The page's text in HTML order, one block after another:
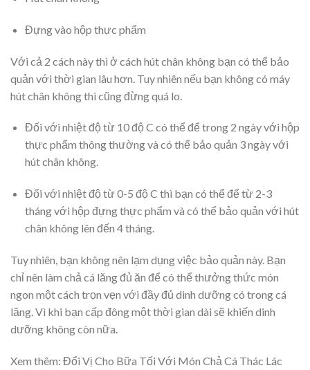
Đựng vào hộp thực phẩm
Với cả 2 cách này thì ở cách hút chân không bạn có thể bảo
quản với thời gian lâu hơn. Tuy nhiên nếu bạn không có máy
hút chân không thì cũng đừng quá lo.
Đối với nhiệt độ từ 10 độ C có thể để trong 2 ngày với hộp
thực phẩm thông thường và có thể bảo quản 3 ngày với
hút chân không.
Đối với nhiệt độ từ 0-5 độ C thì bạn có thể để từ 2-3
tháng với hộp đựng thực phẩm và có thể bảo quản với hút
chân không lên đến 4 tháng.
Tuy nhiên, bạn không nên lạm dụng việc bảo quản này. Bạn
chỉ nên làm chả cá lăng đủ ăn để có thể thưởng thức món
ngon một cách trọn vẹn với đầy đủ dinh dưỡng có trong cá
lăng. Vì khi bạn cấp đông một thời gian dài sẽ khiến dinh
dưỡng không còn nữa.
Xem thêm: Đổi Vị Cho Bữa Tối Với Món Chả Cá Thác Lác